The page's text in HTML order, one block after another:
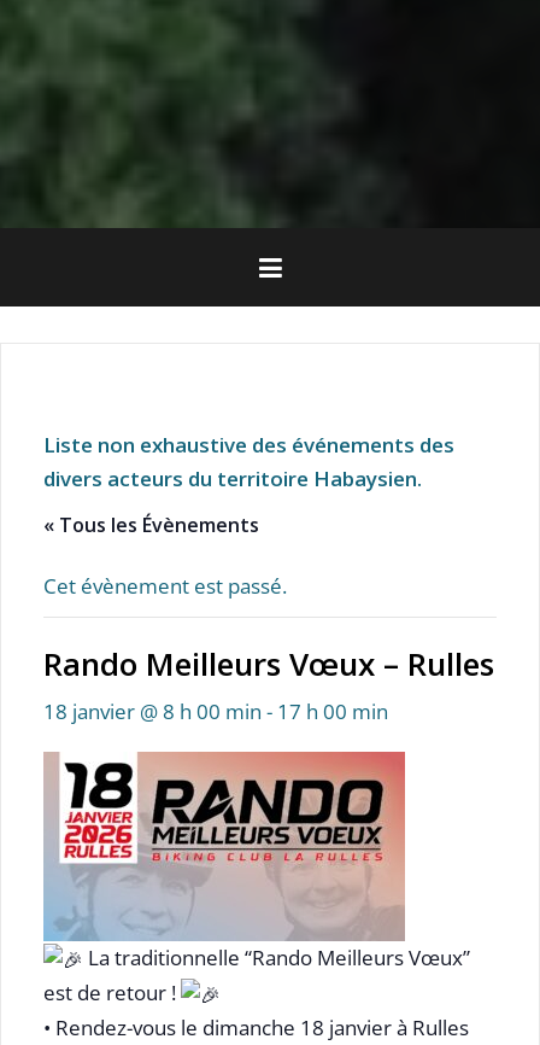
Liste non exhaustive des événements des
divers acteurs du territoire Habaysien.
« Tous les Évènements
Cet évènement est passé.
Rando Meilleurs Vœux – Rulles
18 janvier @ 8 h 00 min - 17 h 00 min
La traditionnelle “Rando Meilleurs Vœux”
est de retour !
• Rendez-vous le dimanche 18 janvier à Rulles